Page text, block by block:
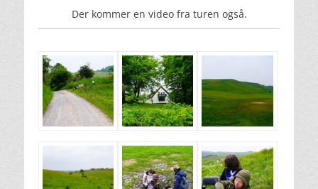
Der kommer en video fra turen også.